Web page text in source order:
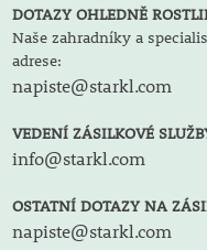
DOTAZY OHLEDNĚ
Naše zahradníky a
adrese:
napiste@starkl.com
VEDENÍ ZÁSILKOVÉ
info@starkl.com
OSTATNÍ DOTAZY NA
napiste@starkl.com